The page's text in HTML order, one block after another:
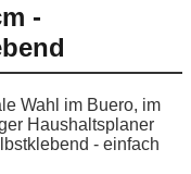
-
Wahl im Buero, im
Haushaltsplaner
- einfach